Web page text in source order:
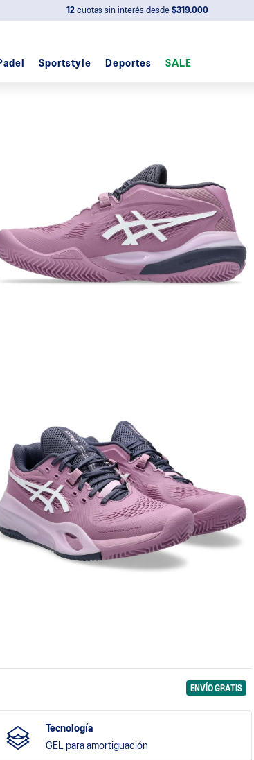
12cuotas sin interés desde $319.000
Sportstyle Deportes SALE
ENVÍO GRATIS
Tecnología
GEL para amortiguación